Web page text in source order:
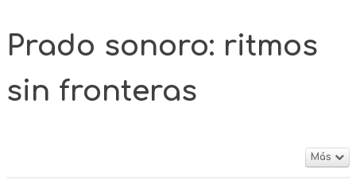
Prado sonoro: ritmos
sin fronteras
Más